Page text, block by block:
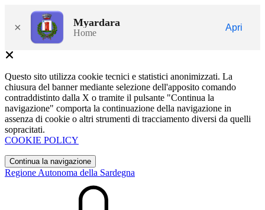
× Myardara
Home
Apri
Questo sito utilizza cookie tecnici e statistici anonimizzati. La
chiusura del banner mediante selezione dell'apposito comando
contraddistinto dalla X o tramite il pulsante "Continua la
navigazione" comporta la continuazione della navigazione in
assenza di cookie o altri strumenti di tracciamento diversi da quelli
sopracitati.
COOKIE POLICY
Continua la navigazione
Regione Autonoma della Sardegna